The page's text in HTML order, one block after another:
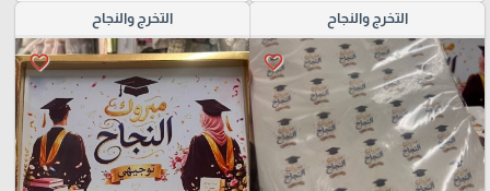
التخرج والنجاح
favorite_border
التخرج والنجاح
favorite_border